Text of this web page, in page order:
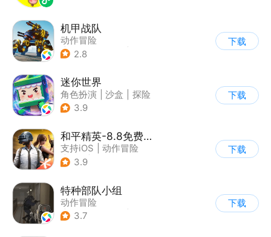
机甲战队
动作冒险
| 第三人称射击
2.8
下载
迷你世界
角色扮演 沙盒
探险
| 我的世界
3.9
下载
和平精英-8.8免费领20连抽
支持iOS
动作冒险
| PvP
3.9
下载
特种部队小组
动作冒险
| 第一人称射击
3.7
下载